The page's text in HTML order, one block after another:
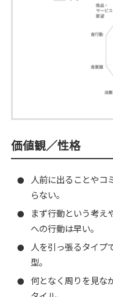
価値観／性格
●
人前に出ることやコ
らない。
●
まず行動という考え
への行動は早い。
●
人を引っ張るタイプ
型。
●
何となく周りを見な